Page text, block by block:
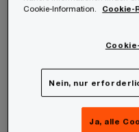
10 Satz 3 Z 4 auf
Aufgrund des
Neuerungen
berücksichtigen.
Cookie-Information.
Cookie-
Nein, nur
Ja, alle